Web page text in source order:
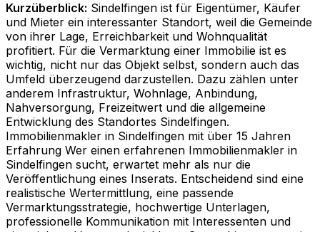
Kurzüberblick: Sindelfingen ist für Eigentümer, Käufer
und Mieter ein interessanter Standort, weil die Gemeinde
von ihrer Lage, Erreichbarkeit und Wohnqualität
profitiert. Für die Vermarktung einer Immobilie ist es
wichtig, nicht nur das Objekt selbst, sondern auch das
Umfeld überzeugend darzustellen. Dazu zählen unter
anderem Infrastruktur, Wohnlage, Anbindung,
Nahversorgung, Freizeitwert und die allgemeine
Entwicklung des Standortes Sindelfingen.
Immobilienmakler in Sindelfingen mit über 15 Jahren
Erfahrung Wer einen erfahrenen Immobilienmakler in
Sindelfingen sucht, erwartet mehr als nur die
Veröffentlichung eines Inserats. Entscheidend sind eine
realistische Wertermittlung, eine passende
Vermarktungsstrategie, hochwertige Unterlagen,
professionelle Kommunikation mit Interessenten und